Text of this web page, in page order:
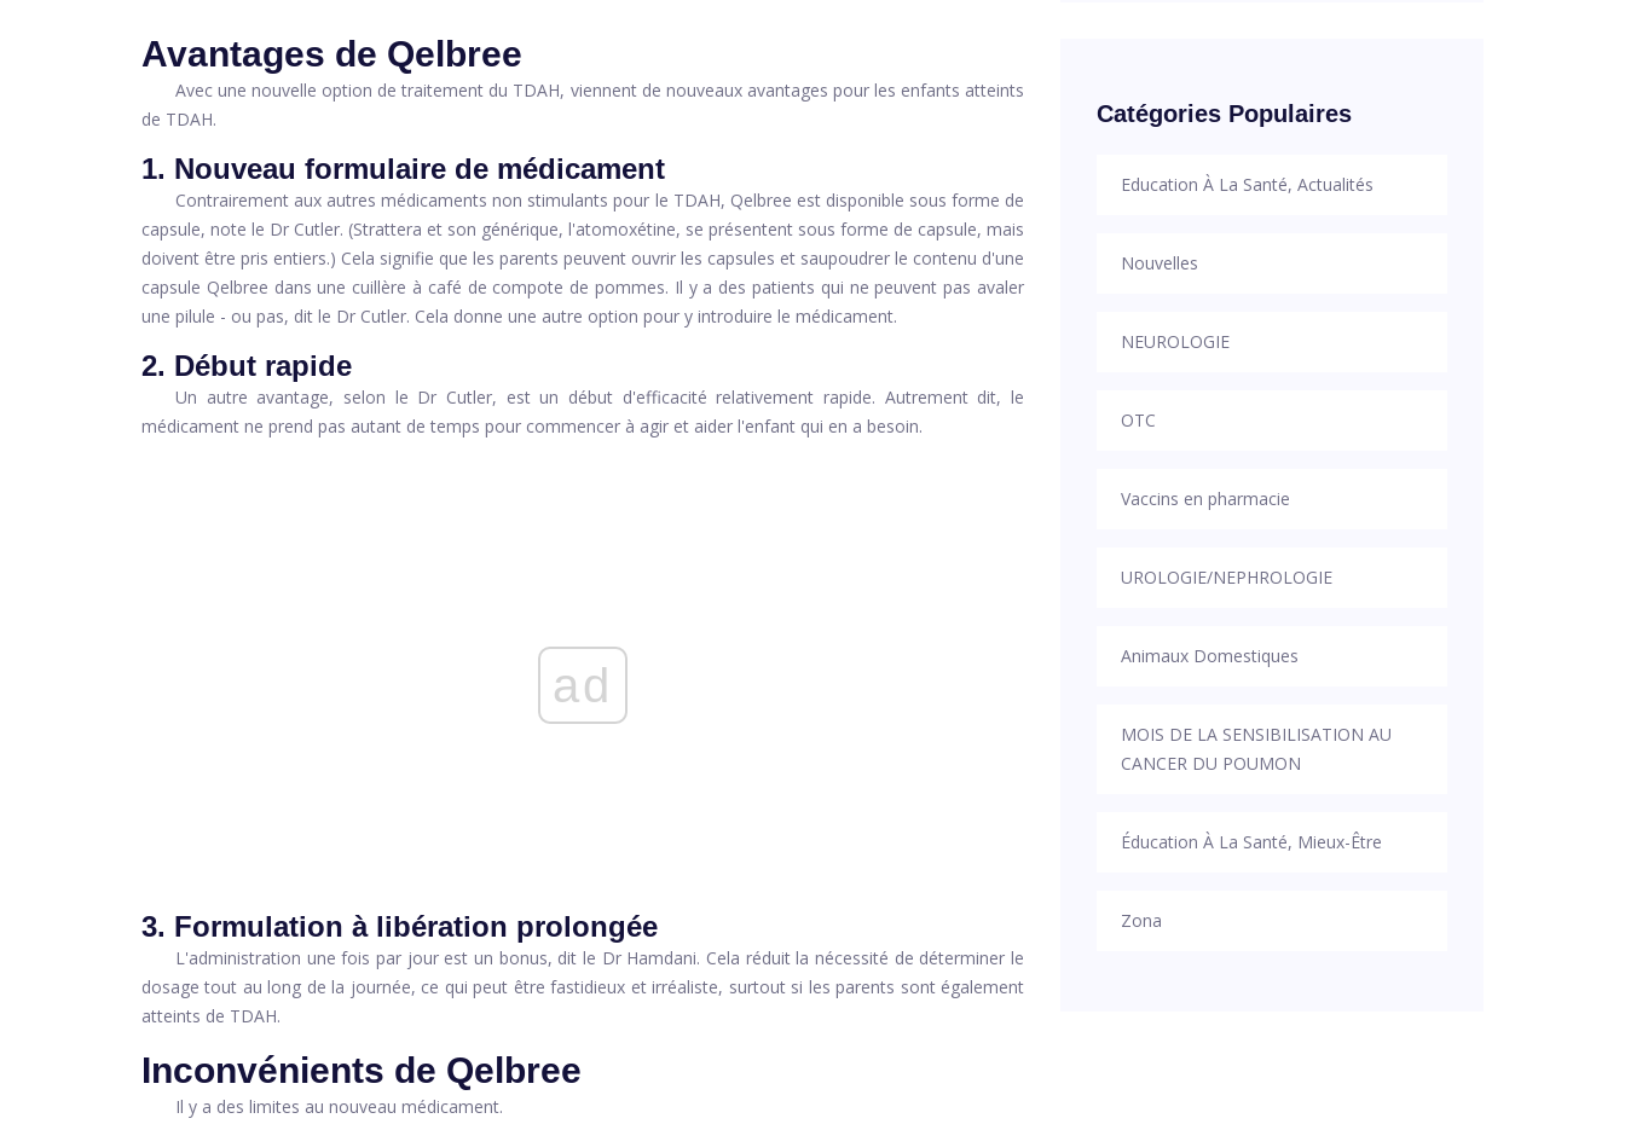
Avantages de Qelbree
Avec une nouvelle option de traitement du TDAH, viennent de nouveaux avantages pour les enfants atteints
de TDAH.
1. Nouveau formulaire de médicament
Contrairement aux autres médicaments non stimulants pour le TDAH, Qelbree est disponible sous forme de
capsule, note le Dr Cutler. (Strattera et son générique, l'atomoxétine, se présentent sous forme de capsule, mais
doivent être pris entiers.) Cela signifie que les parents peuvent ouvrir les capsules et saupoudrer le contenu d'une
capsule Qelbree dans une cuillère à café de compote de pommes. Il y a des patients qui ne peuvent pas avaler
une pilule - ou pas, dit le Dr Cutler. Cela donne une autre option pour y introduire le médicament.
2. Début rapide
Un autre avantage, selon le Dr Cutler, est un début d'efficacité relativement rapide. Autrement dit, le
médicament ne prend pas autant de temps pour commencer à agir et aider l'enfant qui en a besoin.
ad
3. Formulation à libération prolongée
L'administration une fois par jour est un bonus, dit le Dr Hamdani. Cela réduit la nécessité de déterminer le
dosage tout au long de la journée, ce qui peut être fastidieux et irréaliste, surtout si les parents sont également
atteints de TDAH.
Inconvénients de Qelbree
Il y a des limites au nouveau médicament.
Catégories Populaires
Education À La Santé, Actualités
Nouvelles
NEUROLOGIE
OTC
Vaccins en pharmacie
UROLOGIE/NEPHROLOGIE
Animaux Domestiques
MOIS DE LA SENSIBILISATION AU
CANCER DU POUMON
Éducation À La Santé, Mieux-Être
Zona